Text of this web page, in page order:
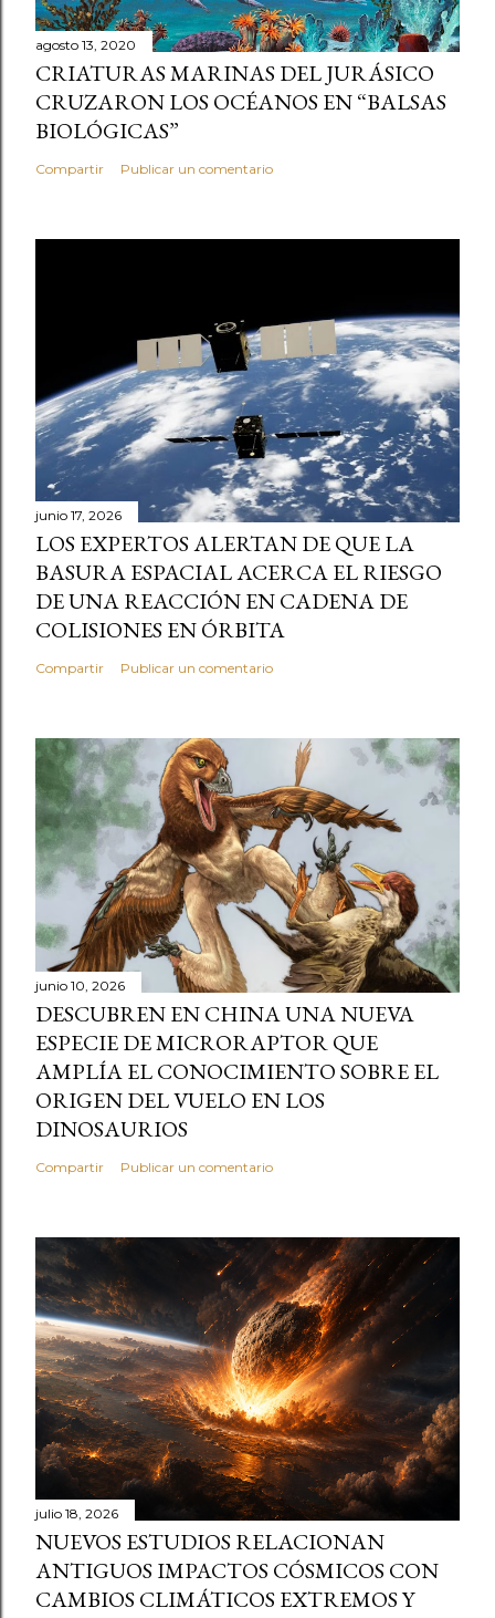
agosto 13, 2020
CRIATURAS MARINAS DEL JURÁSICO
CRUZARON LOS OCÉANOS EN “BALSAS
BIOLÓGICAS”
Compartir Publicar un comentario
junio 17, 2026
LOS EXPERTOS ALERTAN DE QUE LA
BASURA ESPACIAL ACERCA EL RIESGO
DE UNA REACCIÓN EN CADENA DE
COLISIONES EN ÓRBITA
Compartir Publicar un comentario
junio 10, 2026
DESCUBREN EN CHINA UNA NUEVA
ESPECIE DE MICRORAPTOR QUE
AMPLÍA EL CONOCIMIENTO SOBRE EL
ORIGEN DEL VUELO EN LOS
DINOSAURIOS
Compartir Publicar un comentario
julio 18, 2026
NUEVOS ESTUDIOS RELACIONAN
ANTIGUOS IMPACTOS CÓSMICOS CON
CAMBIOS CLIMÁTICOS EXTREMOS Y